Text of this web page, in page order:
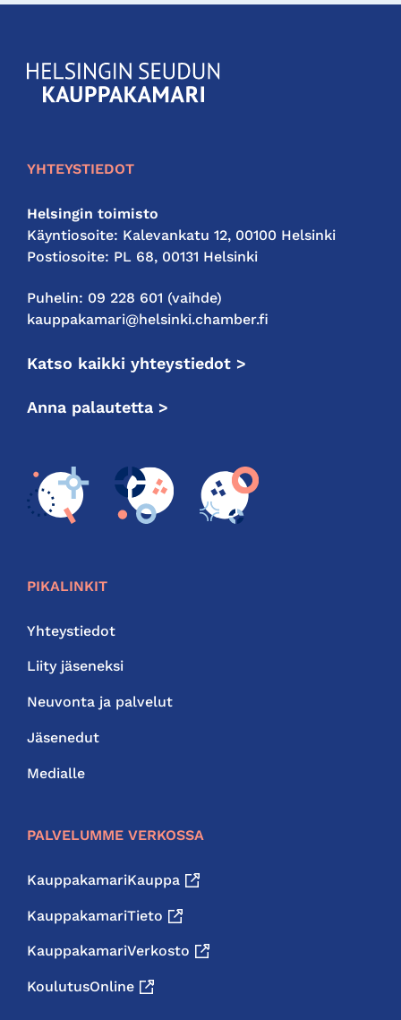
KauppakamariHelsingin
seudun
YHTEYSTIEDOT
Helsingin toimisto
Käyntiosoite: Kalevankatu 12, 00100 Helsinki
Postiosoite: PL 68, 00131 Helsinki
Puhelin: 09 228 601 (vaihde)
kauppakamari@helsinki.chamber.fi
Katso kaikki yhteystiedot >
Anna palautetta >
PIKALINKIT
Yhteystiedot
Liity jäseneksi
Neuvonta ja palvelut
Jäsenedut
Medialle
PALVELUMME VERKOSSA
KauppakamariKauppa
KauppakamariTieto
KauppakamariVerkosto
KoulutusOnline